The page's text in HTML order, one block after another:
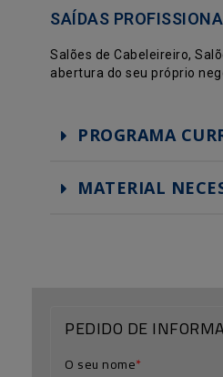
SAÍDAS
Salões de Cabeleireiro,
abertura do seu próprio
PROGRAMA
MATERIAL
PEDIDO DE
O seu nome